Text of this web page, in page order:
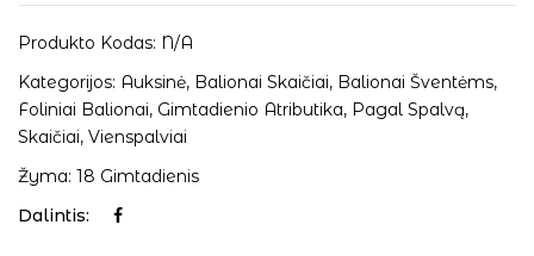
Produkto Kodas: N/A
Kategorijos: Auksinė, Balionai Skaičiai, Balionai Šventėms,
Foliniai Balionai, Gimtadienio Atributika, Pagal Spalvą,
Skaičiai, Vienspalviai
Žyma: 18 Gimtadienis
Dalintis: